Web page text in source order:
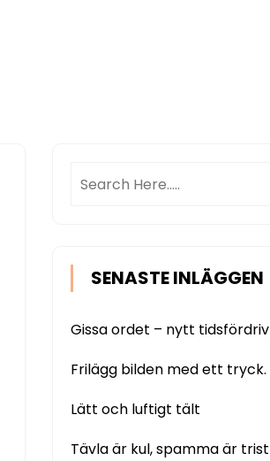
SENASTE INLÄGGEN
Gissa ordet – nytt tidsfördriv
Frilägg bilden med ett tryck.
Lätt och luftigt tält
Tävla är kul, spamma är trist